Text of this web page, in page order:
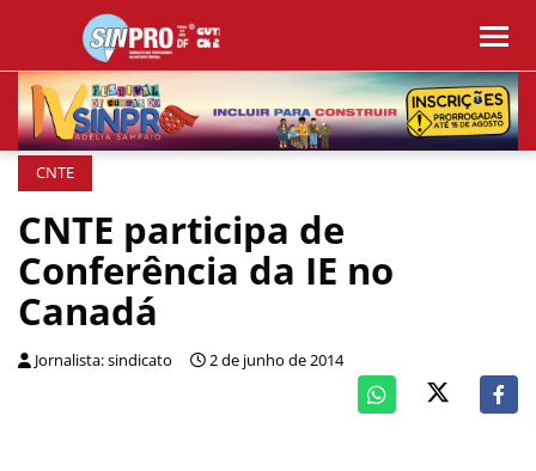
CNTE
CNTE participa de
Conferência da IE no
Canadá
Jornalista: sindicato 2 de junho de 2014